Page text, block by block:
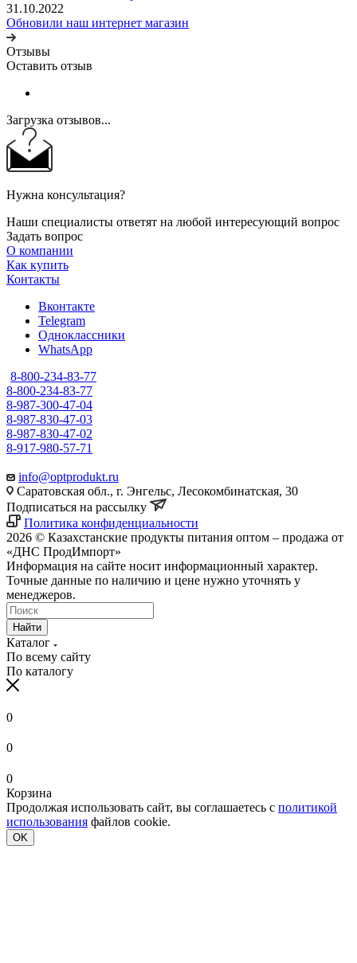
31.10.2022
Обновили наш интернет магазин
Отзывы
Оставить отзыв
Загрузка отзывов...
Нужна консультация?
Наши специалисты ответят на любой интересующий вопрос
Задать вопрос
О компании
Как купить
Контакты
Вконтакте
Telegram
Одноклассники
WhatsApp
8-800-234-83-77
8-800-234-83-77
8-987-300-47-04
8-987-830-47-03
8-987-830-47-02
8-917-980-57-71
info@optprodukt.ru
Саратовская обл., г. Энгельс, Лесокомбинатская, 30
Подписаться на рассылку
Политика конфиденциальности
2026 © Казахстанские продукты питания оптом – продажа от
«ДНС ПродИмпорт»
Информация на сайте носит информационный характер.
Точные данные по наличию и цене нужно уточнять у
менеджеров.
Найти
Каталог
По всему сайту
По каталогу
0
0
0
Корзина
Продолжая использовать сайт, вы соглашаетесь с политикой
использования файлов cookie.
OK